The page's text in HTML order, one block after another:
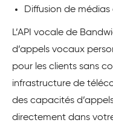
Diffusion de
L’API vocale de
d’appels vocaux
pour les clients sans
infrastructure de
des capacités
directement dans